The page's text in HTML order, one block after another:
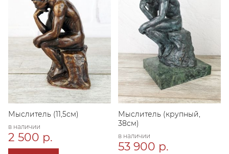
Мыслитель (11,5см)
в наличии
2 500 р.
Мыслитель (крупный,
38см)
в наличии
53 900 р.